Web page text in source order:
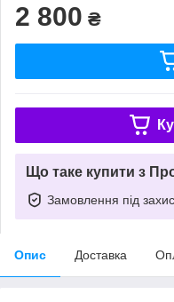
2 800 ₴
Що таке купити з
Замовлення під
Опис Доставка